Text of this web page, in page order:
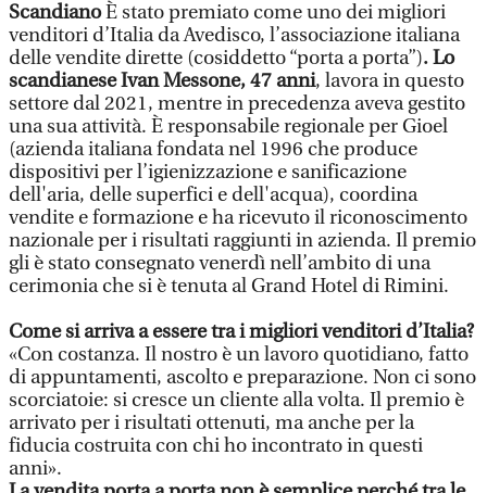
ScandianoÈ stato premiato come uno dei migliori
venditori d’Italia da Avedisco, l’associazione italiana
delle vendite dirette (cosiddetto “porta a porta”). Lo
scandianese Ivan Messone, 47 anni, lavora in questo
settore dal 2021, mentre in precedenza aveva gestito
una sua attività. È responsabile regionale per Gioel
(azienda italiana fondata nel 1996 che produce
dispositivi per l’igienizzazione e sanificazione
dell'aria, delle superfici e dell'acqua), coordina
vendite e formazione e ha ricevuto il riconoscimento
nazionale per i risultati raggiunti in azienda. Il premio
gli è stato consegnato venerdì nell’ambito di una
cerimonia che si è tenuta al Grand Hotel di Rimini.
Come si arriva a essere tra i migliori venditori d’Italia?
«Con costanza. Il nostro è un lavoro quotidiano, fatto
di appuntamenti, ascolto e preparazione. Non ci sono
scorciatoie: si cresce un cliente alla volta. Il premio è
arrivato per i risultati ottenuti, ma anche per la
fiducia costruita con chi ho incontrato in questi
anni».